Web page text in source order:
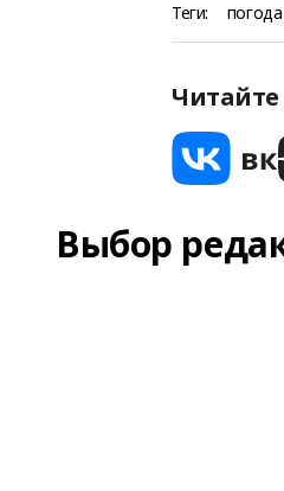
Теги: погода
Читайте
Выбор